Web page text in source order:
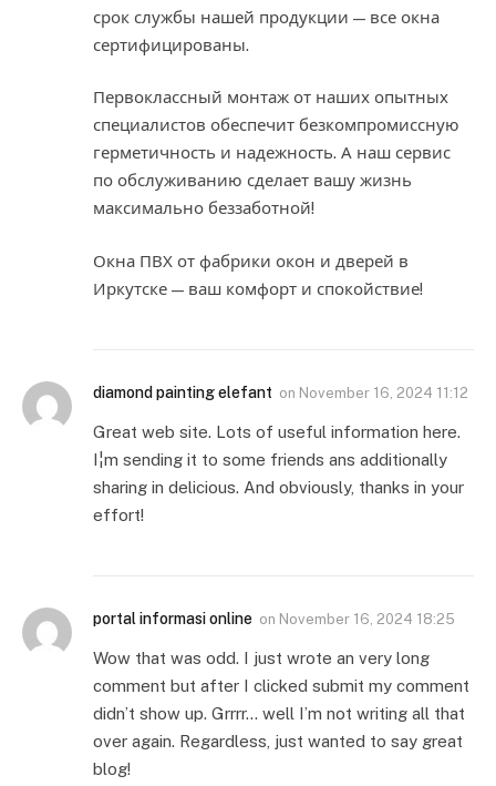
срок службы нашей продукции — все окна
сертифицированы.
Первоклассный монтаж от наших опытных
специалистов обеспечит безкомпромиссную
герметичность и надежность. А наш сервис
по обслуживанию сделает вашу жизнь
максимально беззаботной!
Окна ПВХ от фабрики окон и дверей в
Иркутске — ваш комфорт и спокойствие!
diamond painting elefant on November 16, 2024 11:12
Great web site. Lots of useful information here.
I¦m sending it to some friends ans additionally
sharing in delicious. And obviously, thanks in your
effort!
portal informasi online on November 16, 2024 18:25
Wow that was odd. I just wrote an very long
comment but after I clicked submit my comment
didn’t show up. Grrrr… well I’m not writing all that
over again. Regardless, just wanted to say great
blog!